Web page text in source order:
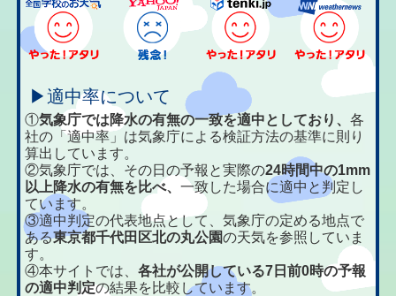
▶適中率について
①気象庁では降水の有無の一致を適中としており、各
社の「適中率」は気象庁による検証方法の基準に則り
算出しています。
②気象庁では、その日の予報と実際の24時間中の1mm
以上降水の有無を比べ、一致した場合に適中と判定し
ています。
③適中判定の代表地点として、気象庁の定める地点で
ある東京都千代田区北の丸公園の天気を参照していま
す。
④本サイトでは、各社が公開している7日前0時の予報
の適中判定の結果を比較しています。